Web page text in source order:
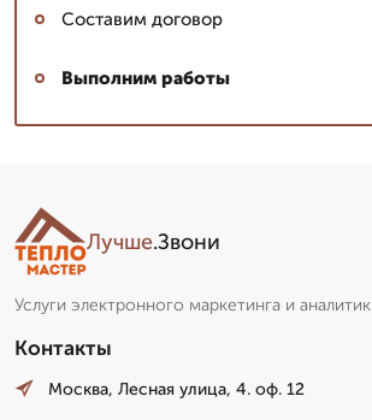
Составим договор
Выполним работы
Лучше.Звони
Услуги электронного маркетинга и
Контакты
Москва, Лесная улица, 4. оф. 12